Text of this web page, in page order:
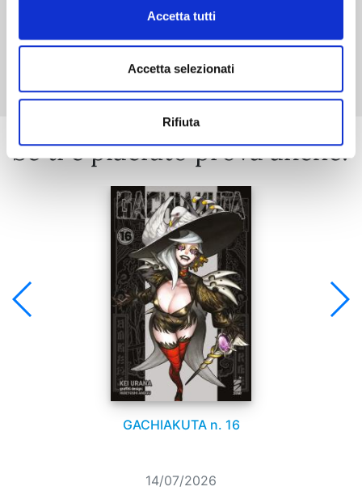
Accetta tutti
Accetta selezionati
Rifiuta
Mostra tutto
Se ti è piaciuto prova anche:
GACHIAKUTA n. 16
14/07/2026